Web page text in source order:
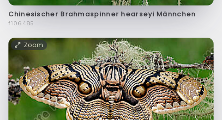
Chinesischer Brahmaspinner hearseyi Männchen
f106485
Zoom